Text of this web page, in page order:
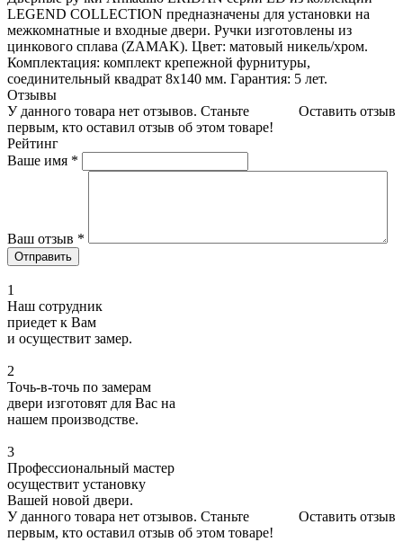
LEGEND COLLECTION предназначены для установки на
межкомнатные и входные двери. Ручки изготовлены из
цинкового сплава (ZAMAK). Цвет: матовый никель/хром.
Комплектация: комплект крепежной фурнитуры,
соединительный квадрат 8x140 мм. Гарантия: 5 лет.
Отзывы
Оставить отзыв
У данного товара нет отзывов. Станьте
первым, кто оставил отзыв об этом товаре!
Рейтинг
Ваше имя *
Ваш отзыв *
1
Наш сотрудник
приедет к Вам
и осуществит замер.
2
Точь-в-точь по замерам
двери изготовят для Вас на
нашем производстве.
3
Профессиональный мастер
осуществит установку
Вашей новой двери.
Оставить отзыв
У данного товара нет отзывов. Станьте
первым, кто оставил отзыв об этом товаре!